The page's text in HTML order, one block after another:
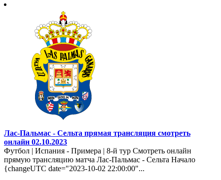
Лас-Пальмас - Сельта прямая трансляция смотреть
онлайн 02.10.2023
Футбол | Испания - Примера | 8-й тур Смотреть онлайн
прямую трансляцию матча Лас-Пальмас - Сельта Начало
{changeUTC date="2023-10-02 22:00:00"...